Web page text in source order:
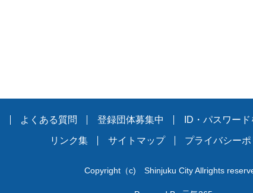
よくある質問 登録団体募集中 ID・パスワー
リンク集 サイトマップ プライバシー
Copyright （c) Shinjuku City Allrights